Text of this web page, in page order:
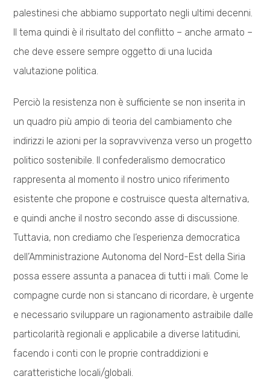
palestinesi che abbiamo supportato negli ultimi decenni.
Il tema quindi è il risultato del conflitto – anche armato –
che deve essere sempre oggetto di una lucida
valutazione politica.
Perciò la resistenza non è sufficiente se non inserita in
un quadro più ampio di teoria del cambiamento che
indirizzi le azioni per la sopravvivenza verso un progetto
politico sostenibile. Il confederalismo democratico
rappresenta al momento il nostro unico riferimento
esistente che propone e costruisce questa alternativa,
e quindi anche il nostro secondo asse di discussione.
Tuttavia, non crediamo che l’esperienza democratica
dell’Amministrazione Autonoma del Nord-Est della Siria
possa essere assunta a panacea di tutti i mali. Come le
compagne curde non si stancano di ricordare, è urgente
e necessario sviluppare un ragionamento astraibile dalle
particolarità regionali e applicabile a diverse latitudini,
facendo i conti con le proprie contraddizioni e
caratteristiche locali/globali.